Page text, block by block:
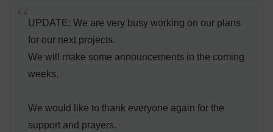
UPDATE: We are very busy working on our plans
for our next projects.
We will make some announcements in the coming
weeks.
We would like to thank everyone again for the
support and prayers.